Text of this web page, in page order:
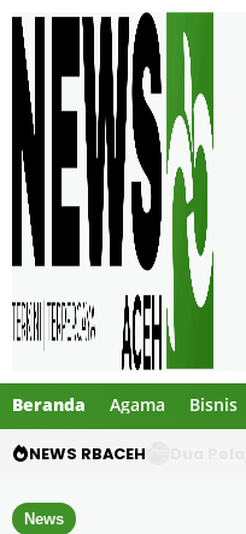
Beranda Agama Bisnis
NEWS RBACEH
News